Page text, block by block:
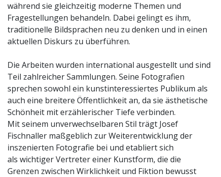
während sie gleichzeitig moderne Themen und
Fragestellungen behandeln. Dabei gelingt es ihm,
traditionelle Bildsprachen neu zu denken und in einen
aktuellen Diskurs zu überführen.
Die Arbeiten wurden international ausgestellt und sind
Teil zahlreicher Sammlungen. Seine Fotografien
sprechen sowohl ein kunstinteressiertes Publikum als
auch eine breitere Öffentlichkeit an, da sie ästhetische
Schönheit mit erzählerischer Tiefe verbinden.
Mit seinem unverwechselbaren Stil trägt Josef
Fischnaller maßgeblich zur Weiterentwicklung der
inszenierten Fotografie bei und etabliert sich
als wichtiger Vertreter einer Kunstform, die die
Grenzen zwischen Wirklichkeit und Fiktion bewusst